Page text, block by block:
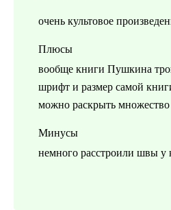
очень культовое
Плюсы
вообще книги Пушкина
шрифт и размер самой
можно раскрыть множество
Минусы
немного расстроили швы у